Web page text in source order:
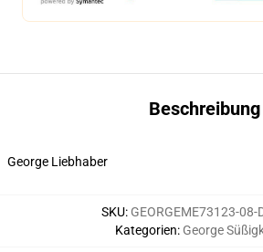
Beschreibung
George Liebhaber
SKU: GEORGEME73123-08-
Kategorien: George